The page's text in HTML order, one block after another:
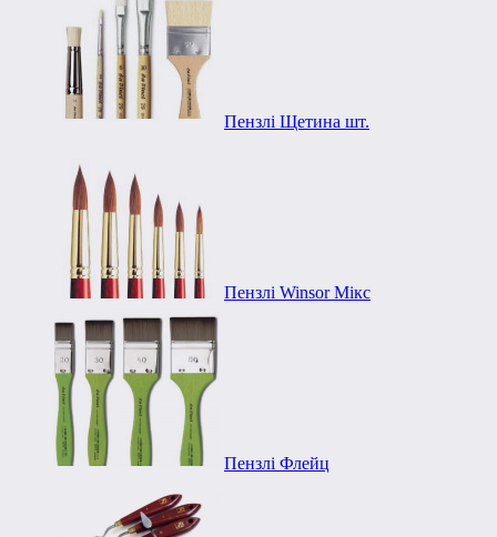
Пензлі Щетина шт.
Пензлі Winsor Мікс
Пензлі Флейц